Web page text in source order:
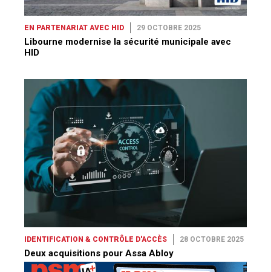
EN PARTENARIAT AVEC HID 29 OCTOBRE 2025
Libourne modernise la sécurité municipale avec
HID
IDENTIFICATION & CONTRÔLE D'ACCÈS 28 OCTOBRE 2025
Deux acquisitions pour Assa Abloy